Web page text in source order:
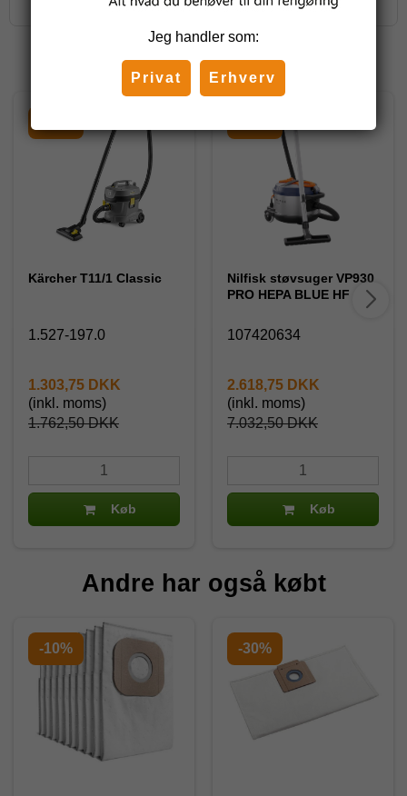
Relaterede produkter
Kärcher T11/1 Classic
1.527-197.0
1.762,50 DKK
1.303,75 DKK
(inkl. moms)
Køb
Nilfisk støvsuger VP930
PRO HEPA BLUE HF
107420634
7.032,50 DKK
2.618,75 DKK
(inkl. moms)
Køb
Andre har også købt
-10% -30%
Jeg handler som:
Privat Erhverv